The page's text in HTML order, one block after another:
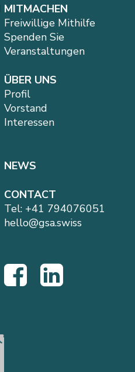
MITMACHEN
Freiwillige Mithilfe
Spenden Sie
Veranstaltungen
ÜBER UNS
Profil
Vorstand
Interessen
NEWS
CONTACT
Tel: +41 794076051
hello@gsa.swiss